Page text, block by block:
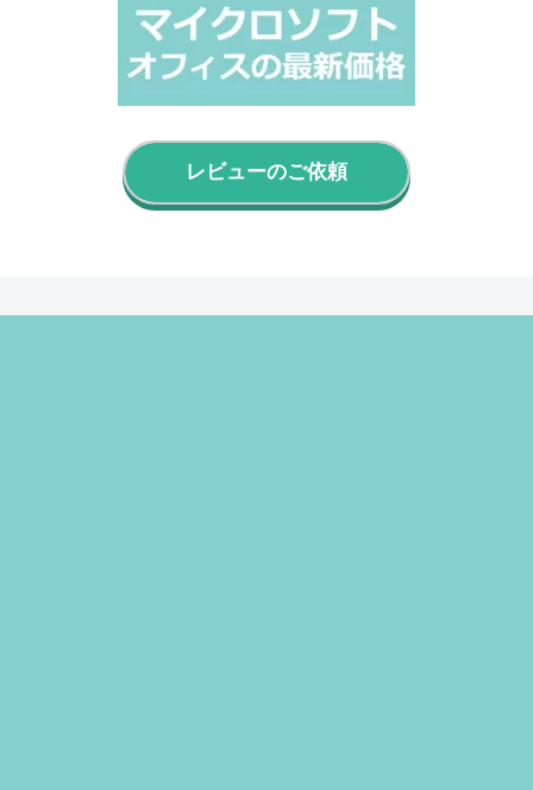
レビューのご依頼